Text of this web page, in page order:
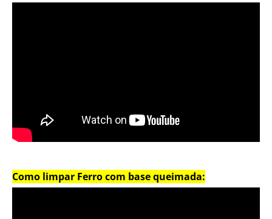
Como limpar Ferro com base queimada: